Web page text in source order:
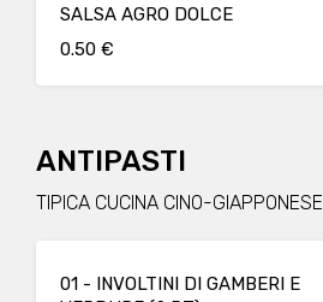
SALSA AGRO DOLCE
0.50 €
ANTIPASTI
TIPICA CUCINA CINO-GIAPPONESE
01 - INVOLTINI DI GAMBERI E